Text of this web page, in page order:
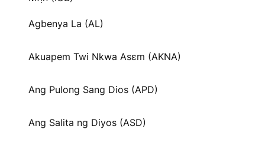
Agbenya La (AL)
Akuapem Twi Nkwa Asɛm (AKNA)
Ang Pulong Sang Dios (APD)
Ang Salita ng Diyos (ASD)